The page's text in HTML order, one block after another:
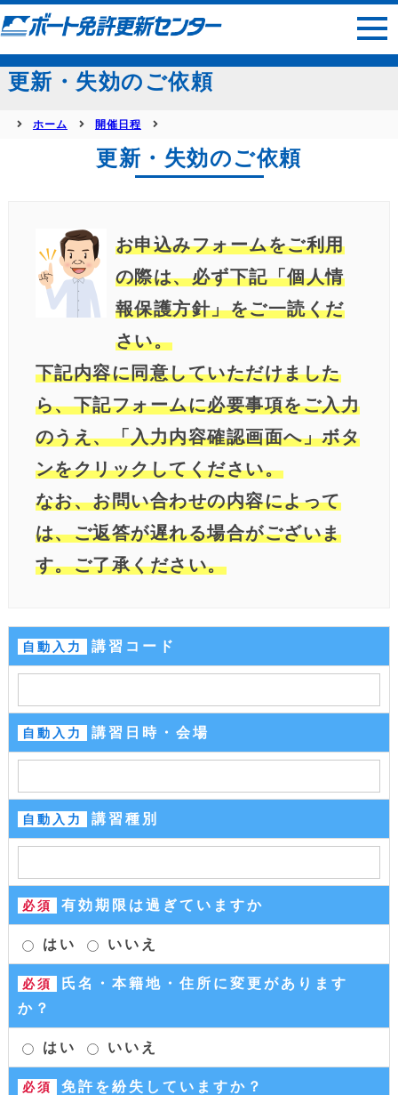
サイトマップ
更新・失効のご依頼
ホーム 開催日程
更新・失効のご依頼
お申込みフォームをご利用
の際は、必ず下記「個人情
報保護方針」をご一読くだ
さい。
下記内容に同意していただけました
ら、下記フォームに必要事項をご入力
のうえ、「入力内容確認画面へ」ボタ
ンをクリックしてください。
なお、お問い合わせの内容によって
は、ご返答が遅れる場合がございま
す。ご了承ください。
自動入力 講習コード
自動入力 講習日時・会場
自動入力 講習種別
必須 有効期限は過ぎていますか
はい いいえ
必須
氏名・本籍地・住所に変更があります
か？
はい いいえ
必須 免許を紛失していますか？